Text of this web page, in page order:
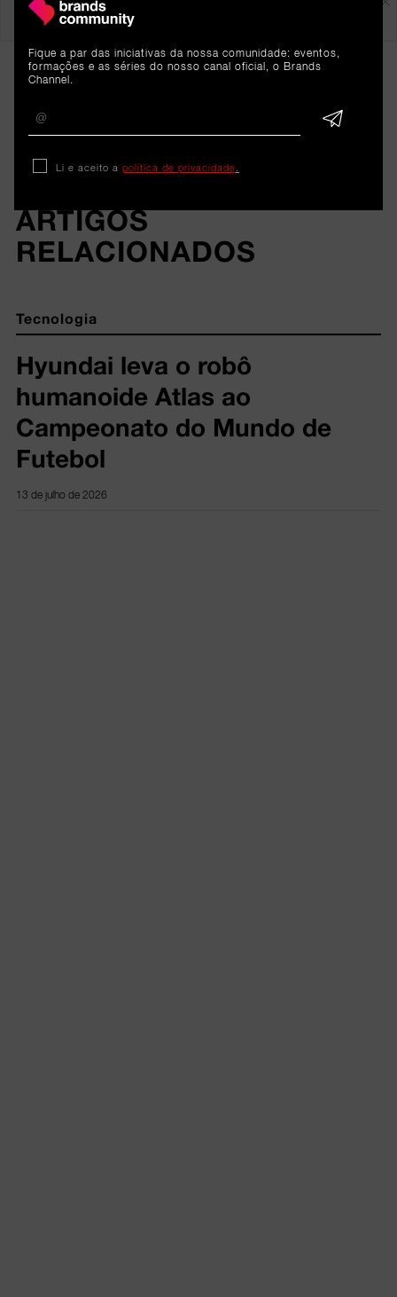
ARTIGOS
RELACIONADOS
Tecnologia
Hyundai leva o robô
humanoide Atlas ao
Campeonato do Mundo de
Futebol
13 de julho de 2026
Fique a par das iniciativas da nossa comunidade: eventos,
formações e as séries do nosso canal oficial, o Brands
Channel.
Li e aceito a política de privacidade.